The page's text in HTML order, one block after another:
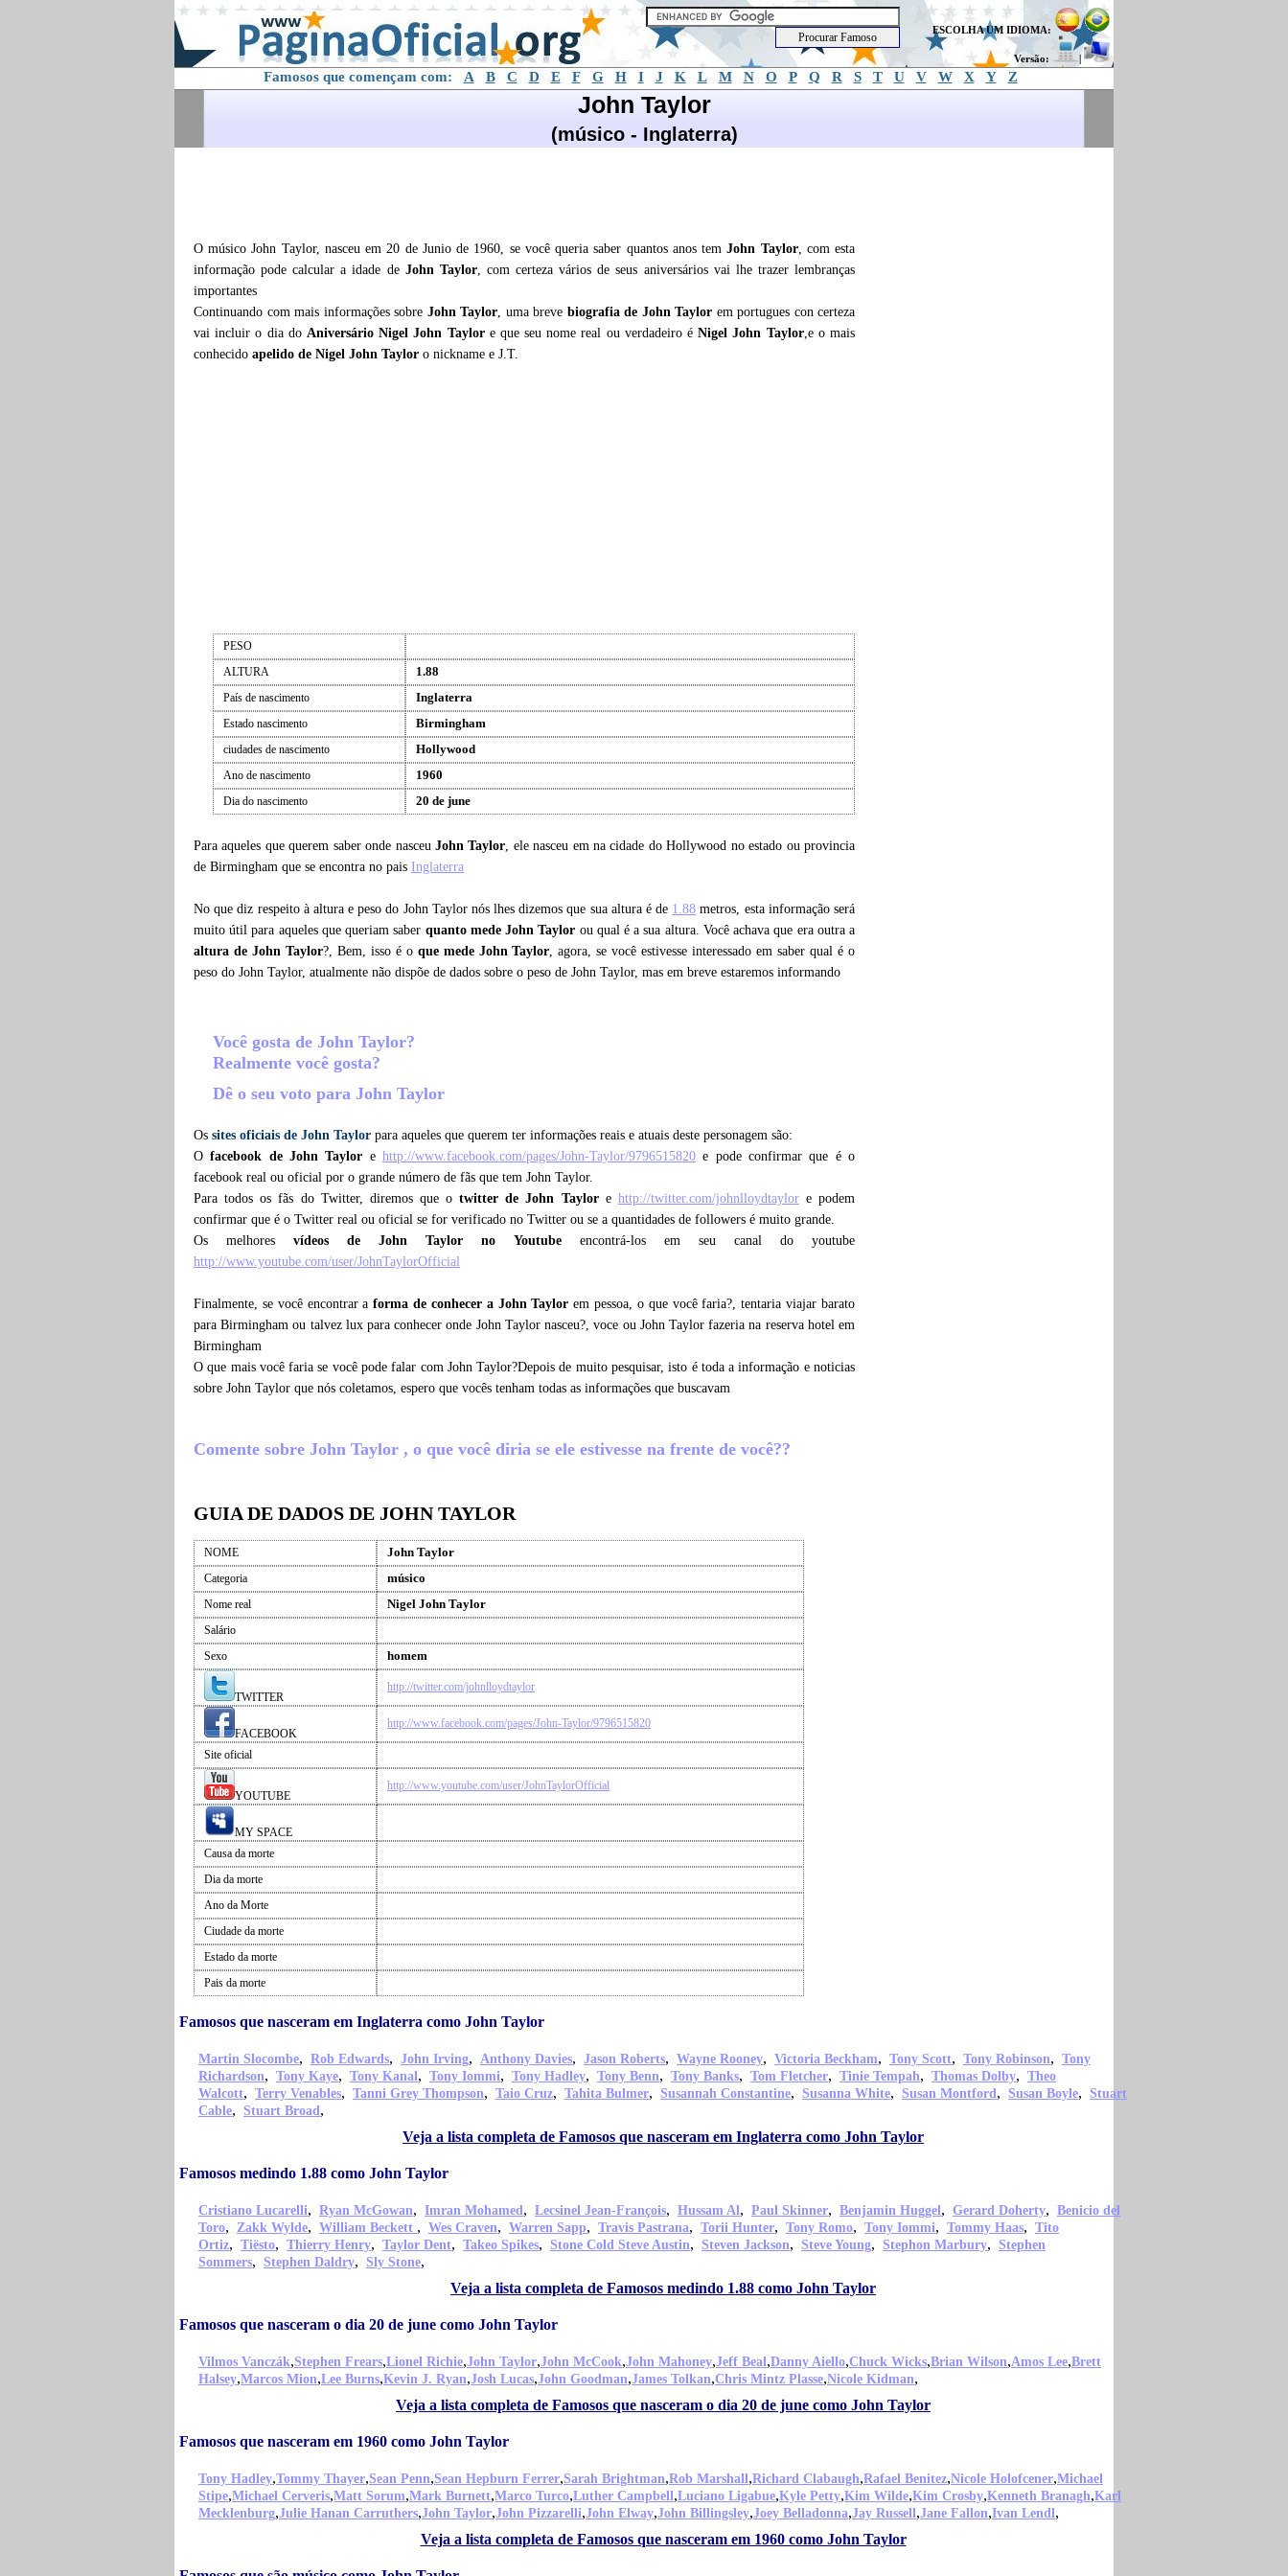
ESCOLHA UM IDIOMA:
Versão: |
Famosos que començam com: A B C D E F G H I J K L M N O P Q R S T U V W X Y Z
John Taylor
(músico - Inglaterra)
O músico John Taylor, nasceu em 20 de Junio de 1960, se você queria saber quantos anos temJohn Taylor, com esta
informação pode calcular a idade de John Taylor, com certeza vários de seus aniversários vai lhe trazer lembranças
importantes
Continuando com mais informações sobre John Taylor, uma breve biografia de John Taylor em portugues con certeza
vai incluir o dia do Aniversário Nigel John Taylore que seu nome real ou verdadeiro éNigel John Taylor,e o mais
conhecido apelido de Nigel John Taylor o nickname e J.T.
PESO
ALTURA
1.88
País de nascimento Inglaterra
Estado nascimento Birmingham
ciudades de nascimento Hollywood
Ano de nascimento 1960
Dia do nascimento 20 de june
Para aqueles que querem saber onde nasceu John Taylor, ele nasceu em na cidade do Hollywood no estado ou provincia
de Birmingham que se encontra no pais Inglaterra
No que diz respeito à altura e peso do John Taylor nós lhes dizemos que sua altura é de 1.88 metros, esta informação será
muito útil para aqueles que queriam saber quanto mede John Taylor ou qual é a sua altura. Você achava que era outra a
altura de John Taylor?, Bem, isso é o que mede John Taylor, agora, se você estivesse interessado em saber qual é o
peso do John Taylor, atualmente não dispõe de dados sobre o peso de John Taylor, mas em breve estaremos informando
Você gosta de John Taylor?
Realmente você gosta?
Dê o seu voto para John Taylor
Os sites oficiais de John Taylor para aqueles que querem ter informações reais e atuais deste personagem são:
Ofacebook de John Taylor ehttp://www.facebook.com/pages/John-Taylor/9796515820 e pode confirmar que é o
facebook real ou oficial por o grande número de fãs que tem John Taylor.
Para todos os fãs do Twitter, diremos que otwitter de John Taylore http://twitter.com/johnlloydtaylore podem
confirmar que é o Twitter real ou oficial se for verificado no Twitter ou se a quantidades de followers é muito grande.
Os melhoresvídeos de John Taylor no Youtubeencontrá-los em seu canal do youtube
http://www.youtube.com/user/JohnTaylorOfficial
Finalmente, se você encontrar aforma de conhecer a John Taylor em pessoa, o que você faria?, tentaria viajar barato
para Birmingham ou talvez lux para conhecer onde John Taylor nasceu?, voce ou John Taylor fazeria na reserva hotel em
Birmingham
O que mais você faria se você pode falar com John Taylor?Depois de muito pesquisar, isto é toda a informação e noticias
sobre John Taylor que nós coletamos, espero que vocês tenham todas as informações que buscavam
Comente sobre John Taylor , o que você diria se ele estivesse na frente de você??
GUIA DE DADOS DE JOHN TAYLOR
NOME John Taylor
Categoria músico
Nome real Nigel John Taylor
Salário
Sexo
homem
TWITTER
http://twitter.com/johnlloydtaylor
FACEBOOK
http://www.facebook.com/pages/John-Taylor/9796515820
Site oficial
YOUTUBE
http://www.youtube.com/user/JohnTaylorOfficial
MY SPACE
Causa da morte
Dia da morte
Ano da Morte
Ciudade da morte
Estado da morte
Pais da morte
Famosos que nasceram em Inglaterra como John Taylor
Martin Slocombe, Rob Edwards, John Irving, Anthony Davies, Jason Roberts, Wayne Rooney, Victoria Beckham, Tony Scott, Tony Robinson, Tony
Richardson, Tony Kaye, Tony Kanal, Tony Iommi, Tony Hadley, Tony Benn, Tony Banks, Tom Fletcher, Tinie Tempah, Thomas Dolby, Theo
Walcott, Terry Venables, Tanni Grey Thompson, Taio Cruz, Tahita Bulmer, Susannah Constantine, Susanna White, Susan Montford, Susan Boyle, Stuart
Cable, Stuart Broad,
Veja a lista completa de Famosos que nasceram em Inglaterra como John Taylor
Famosos medindo 1.88 como John Taylor
Cristiano Lucarelli, Ryan McGowan, Imran Mohamed, Lecsinel Jean-François, Hussam Al, Paul Skinner, Benjamin Huggel, Gerard Doherty, Benicio del
Toro, Zakk Wylde, William Beckett , Wes Craven, Warren Sapp, Travis Pastrana, Torii Hunter, Tony Romo, Tony Iommi, Tommy Haas, Tito
Ortiz, Tiësto, Thierry Henry, Taylor Dent, Takeo Spikes, Stone Cold Steve Austin, Steven Jackson, Steve Young, Stephon Marbury, Stephen
Sommers, Stephen Daldry, Sly Stone,
Veja a lista completa de Famosos medindo 1.88 como John Taylor
Famosos que nasceram o dia 20 de june como John Taylor
Vilmos Vanczák,Stephen Frears,Lionel Richie,John Taylor,John McCook,John Mahoney,Jeff Beal,Danny Aiello,Chuck Wicks,Brian Wilson,Amos Lee,Brett
Halsey,Marcos Mion,Lee Burns,Kevin J. Ryan,Josh Lucas,John Goodman,James Tolkan,Chris Mintz Plasse,Nicole Kidman,
Veja a lista completa de Famosos que nasceram o dia 20 de june como John Taylor
Famosos que nasceram em 1960 como John Taylor
Tony Hadley,Tommy Thayer,Sean Penn,Sean Hepburn Ferrer,Sarah Brightman,Rob Marshall,Richard Clabaugh,Rafael Benitez,Nicole Holofcener,Michael
Stipe,Michael Cerveris,Matt Sorum,Mark Burnett,Marco Turco,Luther Campbell,Luciano Ligabue,Kyle Petty,Kim Wilde,Kim Crosby,Kenneth Branagh,Karl
Mecklenburg,Julie Hanan Carruthers,John Taylor,John Pizzarelli,John Elway,John Billingsley,Joey Belladonna,Jay Russell,Jane Fallon,Ivan Lendl,
Veja a lista completa de Famosos que nasceram em 1960 como John Taylor